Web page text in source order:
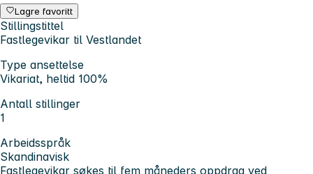
Lagre favoritt
Stillingstittel
Fastlegevikar til Vestlandet
Type ansettelse
Vikariat, heltid 100%
Antall stillinger
1
Arbeidsspråk
Skandinavisk
Fastlegevikar søkes til fem måneders oppdrag ved